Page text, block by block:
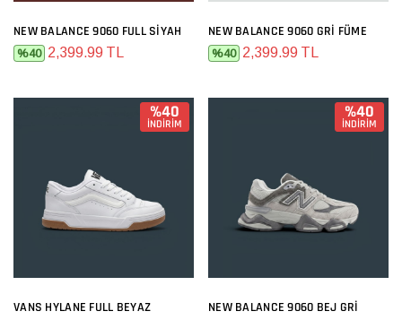
NEW BALANCE 9060 FULL SIYAH
%40 2,399.99 TL
NEW BALANCE 9060 GRI FÜME
%40 2,399.99 TL
%40
İNDİRİM
VANS HYLANE FULL BEYAZ
%40
İNDİRİM
NEW BALANCE 9060 BEJ GRI